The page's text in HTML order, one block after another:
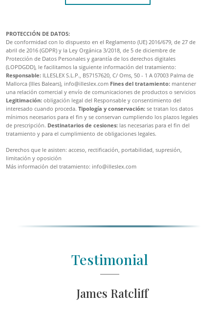
PROTECCIÓN DE DATOS:
De conformidad con lo dispuesto en el Reglamento (UE) 2016/679, de 27 de
abril de 2016 (GDPR) y la Ley Orgánica 3/2018, de 5 de diciembre de
Protección de Datos Personales y garantía de los derechos digitales
(LOPDGDD), le facilitamos la siguiente información del tratamiento:
Responsable: ILLESLEX S.L.P., B57157620, C/ Oms, 50 - 1 A 07003 Palma de
Mallorca (Illes Balears), info@illeslex.com Fines del tratamiento: mantener
una relación comercial y envío de comunicaciones de productos o servicios
Legitimación: obligación legal del Responsable y consentimiento del
interesado cuando proceda. Tipología y conservación: se tratan los datos
mínimos necesarios para el fin y se conservan cumpliendo los plazos legales
de prescripción. Destinatarios de cesiones: las necesarias para el fin del
tratamiento y para el cumplimiento de obligaciones legales.
Derechos que le asisten: acceso, rectificación, portabilidad, supresión,
limitación y oposición
Más información del tratamiento: info@illeslex.com
Testimonial
James Ratcliff